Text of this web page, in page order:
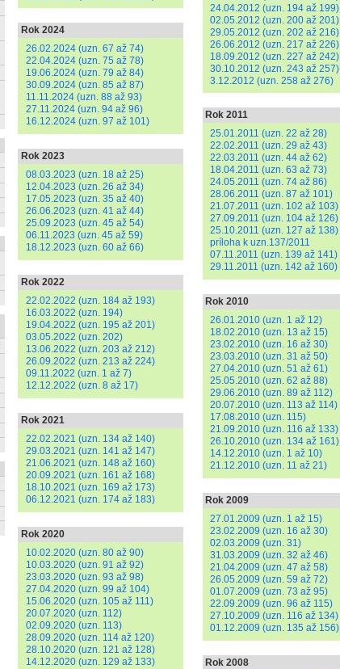
Rok 2024
26.02.2024 (uzn. 67 až 74)
22.04.2024 (uzn. 75 až 78)
19.06.2024 (uzn. 79 až 84)
30.09.2024 (uzn. 85 až 87)
11.11.2024 (uzn. 88 až 93)
27.11.2024 (uzn. 94 až 96)
16.12.2024 (uzn. 97 až 101)
Rok 2023
08.03.2023 (uzn. 18 až 25)
12.04.2023 (uzn. 26 až 34)
17.05.2023 (uzn. 35 až 40)
26.06.2023 (uzn. 41 až 44)
25.09.2023 (uzn. 45 až 54)
06.11.2023 (uzn. 45 až 59)
18.12.2023 (uzn. 60 až 66)
Rok 2022
22.02.2022 (uzn. 184 až 193)
16.03.2022 (uzn. 194)
19.04.2022 (uzn. 195 až 201)
03.05.2022 (uzn. 202)
13.06.2022 (uzn. 203 až 212)
26.09.2022 (uzn. 213 až 224)
09.11.2022 (uzn. 1 až 7)
12.12.2022 (uzn. 8 až 17)
Rok 2021
22.02.2021 (uzn. 134 až 140)
29.03.2021 (uzn. 141 až 147)
21.06.2021 (uzn. 148 až 160)
20.09.2021 (uzn. 161 až 168)
18.10.2021 (uzn. 169 až 173)
06.12.2021 (uzn. 174 až 183)
Rok 2020
10.02.2020 (uzn. 80 až 90)
10.03.2020 (uzn. 91 až 92)
23.03.2020 (uzn. 93 až 98)
27.04.2020 (uzn. 99 až 104)
15.06.2020 (uzn. 105 až 111)
20.07.2020 (uzn. 112)
02.09.2020 (uzn. 113)
28.09.2020 (uzn. 114 až 120)
28.10.2020 (uzn. 121 až 128)
14.12.2020 (uzn. 129 až 133)
24.04.2012 (uzn. 194 až 199)
02.05.2012 (uzn. 200 až 201)
29.05.2012 (uzn. 202 až 216)
26.06.2012 (uzn. 217 až 226)
18.09.2012 (uzn. 227 až 242)
30.10.2012 (uzn. 243 až 257)
3.12.2012 (uzn. 258 až 276)
Rok 2011
25.01.2011 (uzn. 22 až 28)
22.02.2011 (uzn. 29 až 43)
22.03.2011 (uzn. 44 až 62)
18.04.2011 (uzn. 63 až 73)
24.05.2011 (uzn. 74 až 86)
28.06.2011 (uzn. 87 až 101)
21.07.2011 (uzn. 102 až 103)
27.09.2011 (uzn. 104 až 126)
25.10.2011 (uzn. 127 až 138)
príloha k uzn.137/2011
07.11.2011 (uzn. 139 až 141)
29.11.2011 (uzn. 142 až 160)
Rok 2010
26.01.2010 (uzn. 1 až 12)
18.02.2010 (uzn. 13 až 15)
23.02.2010 (uzn. 16 až 30)
23.03.2010 (uzn. 31 až 50)
27.04.2010 (uzn. 51 až 61)
25.05.2010 (uzn. 62 až 88)
29.06.2010 (uzn. 89 až 112)
20.07.2010 (uzn. 113 až 114)
17.08.2010 (uzn. 115)
21.09.2010 (uzn. 116 až 133)
26.10.2010 (uzn. 134 až 161)
14.12.2010 (uzn. 1 až 10)
21.12.2010 (uzn. 11 až 21)
Rok 2009
27.01.2009 (uzn. 1 až 15)
23.02.2009 (uzn. 16 až 30)
02.03.2009 (uzn. 31)
31.03.2009 (uzn. 32 až 46)
21.04.2009 (uzn. 47 až 58)
26.05.2009 (uzn. 59 až 72)
01.07.2009 (uzn. 73 až 95)
22.09.2009 (uzn. 96 až 115)
27.10.2009 (uzn. 116 až 134)
01.12.2009 (uzn. 135 až 156)
Rok 2008